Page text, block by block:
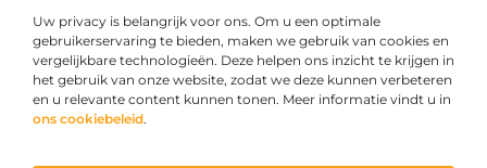
Uw privacy is belangrijk voor ons. Om u een optimale
gebruikerservaring te bieden, maken we gebruik van cookies en
vergelijkbare technologieën. Deze helpen ons inzicht te krijgen in
het gebruik van onze website, zodat we deze kunnen verbeteren
en u relevante content kunnen tonen. Meer informatie vindt u in
ons cookiebeleid.
Onze informatie